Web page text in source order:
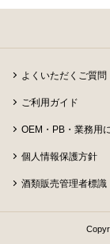
よくいただくご質問
ご利用ガイド
OEM・PB・業務用
個人情報保護方針
酒類販売管理者標識